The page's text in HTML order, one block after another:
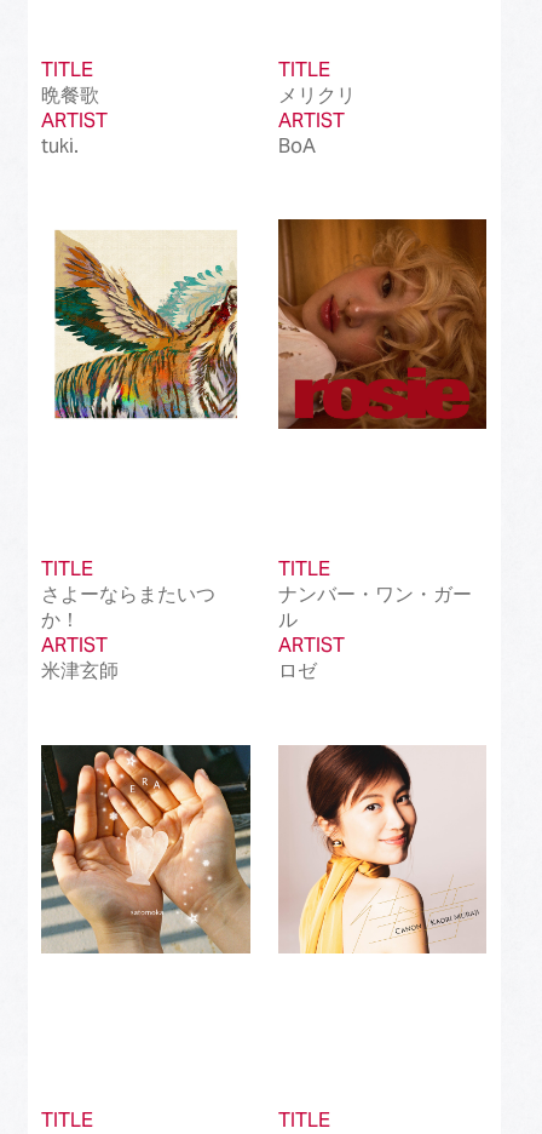
TITLE
晩餐歌
ARTIST
tuki.
TITLE
メリクリ
ARTIST
BoA
TITLE
さよーならまたいつ
か！
ARTIST
米津玄師
TITLE
ナンバー・ワン・ガー
ル
ARTIST
ロゼ
TITLE
TITLE